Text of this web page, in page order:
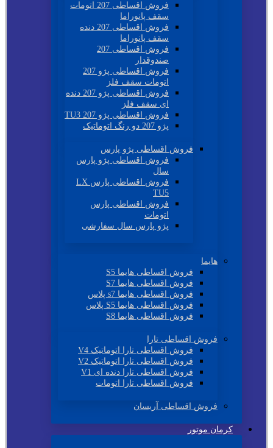
فروش اقساطی 207 اتومات
سقف پانوراما
فروش اقساطی 207 دنده
سقف پانوراما
فروش اقساطی 207
صندوقدار
فروش اقساطی پژو 207
اتومات سقف فلز
فروش اقساطی پژو 207 دنده
ای سقف فلز
فروش اقساطی پژو 207 TU3
پژو 207 دو رنگ اتوماتیک
فروش اقساطی پژو پارس
فروش اقساطی پژو پارس
سال
فروش اقساطی پارس LX
TU5
فروش اقساطی پارس
اتومات
پژو پارس سال سفارشی
هایما
فروش اقساطی هایما S5
فروش اقساطی هایما S7
فروش اقساطی هایما s7 پلاس
فروش اقساطی هایما S5 پلاس
فروش اقساطی هایما S8
فروش اقساطی تارا
فروش اقساطی تارا اتوماتیک V4
فروش اقساطی تارا اتوماتیک V2
فروش اقساطی تارا دنده ای V1
فروش اقساطی تارا اتومات
فروش اقساطی آریسان
کرمان موتور